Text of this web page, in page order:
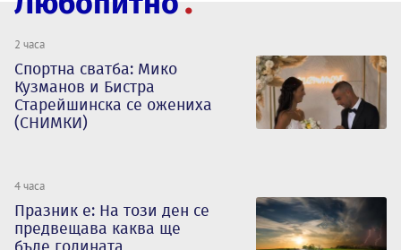
2 часа
Спортна сватба: Мико
Кузманов и Бистра
Старейшинска се ожениха
(СНИМКИ)
4 часа
Празник е: На този ден се
предвещава каква ще